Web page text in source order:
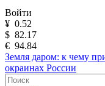
Войти
¥ 0.52
$ 82.17
€ 94.84
Земля даром: к чему
окраинах России